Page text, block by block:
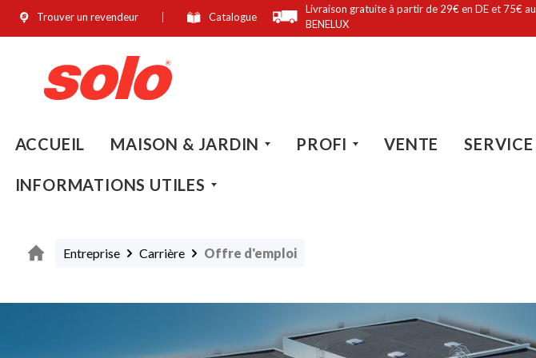
Passer à la navigation principale
Trouver un revendeur Catalogue
Livraison gratuite à partir de 29€ en DE et 75€ au
BENELUX
ACCUEIL MAISON & JARDIN PROFI VENTE SERVICE
INFORMATIONS UTILES
Entreprise Carrière Offre d'emploi